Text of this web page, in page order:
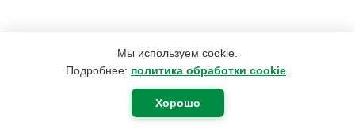
Мы используем cookie.
Подробнее: политика обработки cookie
Хорошо